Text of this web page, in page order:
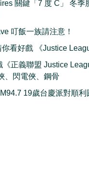
關鍵「7 度 C」 冬季
叮飯一族請注意！
你看好戲 《Justice
《正義聯盟 Justice
、閃電俠、鋼骨
19歲台慶派對順利